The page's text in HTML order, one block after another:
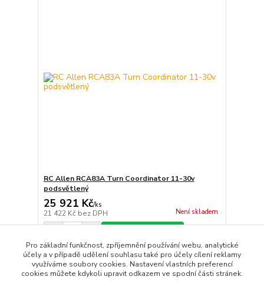
RC Allen RCA83A Turn Coordinator 11-30v
podsvětlený
25 921 Kč/ks
21 422 Kč bez DPH Není skladem
strana z 1
Pro základní funkčnost, zpříjemnění používání webu, analytické
účely a v případě udělení souhlasu také pro účely cílení reklamy
využíváme soubory cookies. Nastavení vlastních preferencí
cookies můžete kdykoli upravit odkazem ve spodní části stránek.